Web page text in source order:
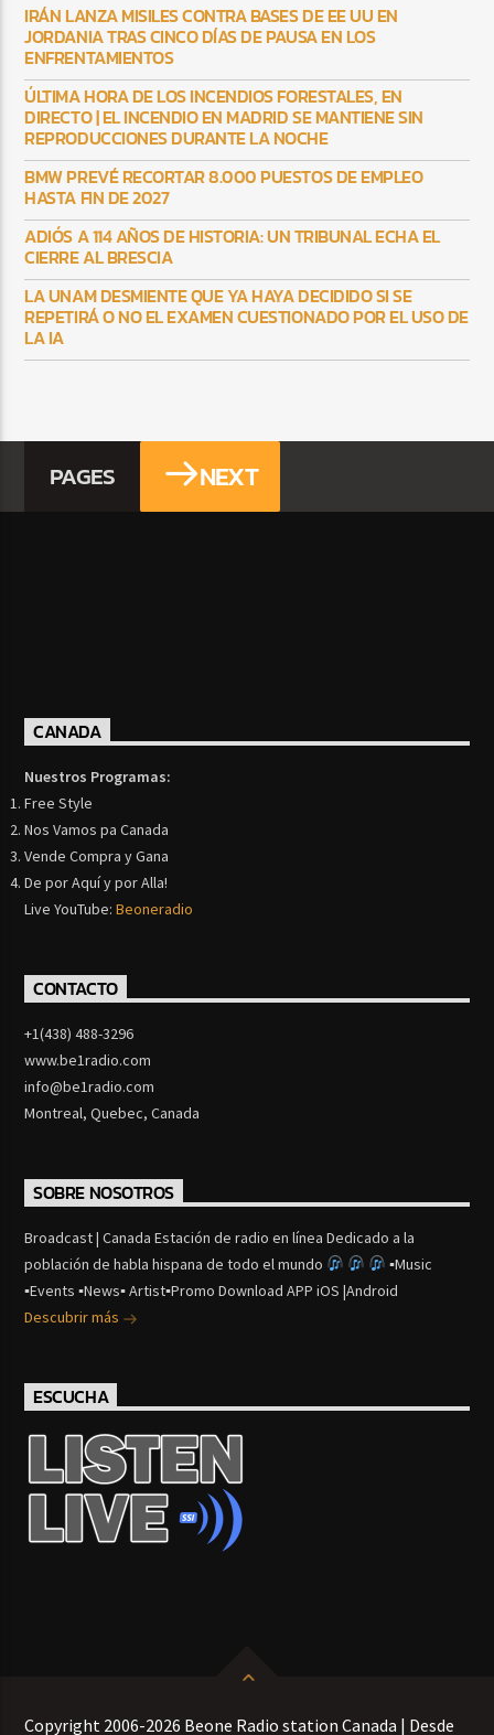
IRÁN LANZA MISILES CONTRA BASES DE EE UU EN
JORDANIA TRAS CINCO DÍAS DE PAUSA EN LOS
ENFRENTAMIENTOS
ÚLTIMA HORA DE LOS INCENDIOS FORESTALES, EN
DIRECTO | EL INCENDIO EN MADRID SE MANTIENE SIN
REPRODUCCIONES DURANTE LA NOCHE
BMW PREVÉ RECORTAR 8.000 PUESTOS DE EMPLEO
HASTA FIN DE 2027
ADIÓS A 114 AÑOS DE HISTORIA: UN TRIBUNAL ECHA EL
CIERRE AL BRESCIA
LA UNAM DESMIENTE QUE YA HAYA DECIDIDO SI SE
REPETIRÁ O NO EL EXAMEN CUESTIONADO POR EL USO DE
LA IA
PAGES NEXT
CANADA
Nuestros Programas:
Free Style
Nos Vamos pa Canada
Vende Compra y Gana
De por Aquí y por Alla!
Live YouTube:Beoneradio
CONTACTO
+1(438) 488-3296
www.be1radio.com
info@be1radio.com
Montreal, Quebec, Canada
SOBRE NOSOTROS
Broadcast | Canada Estación de radio en línea Dedicado a la
población de habla hispana de todo el mundo
▪Music
▪Events ▪News▪ Artist▪Promo Download APP iOS |Android
Descubrir más
ESCUCHA
Copyright 2006-2026 Beone Radio station Canada | Desde